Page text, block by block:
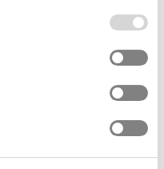
quali cookies ed
Per maggiori
qualsiasi momento le